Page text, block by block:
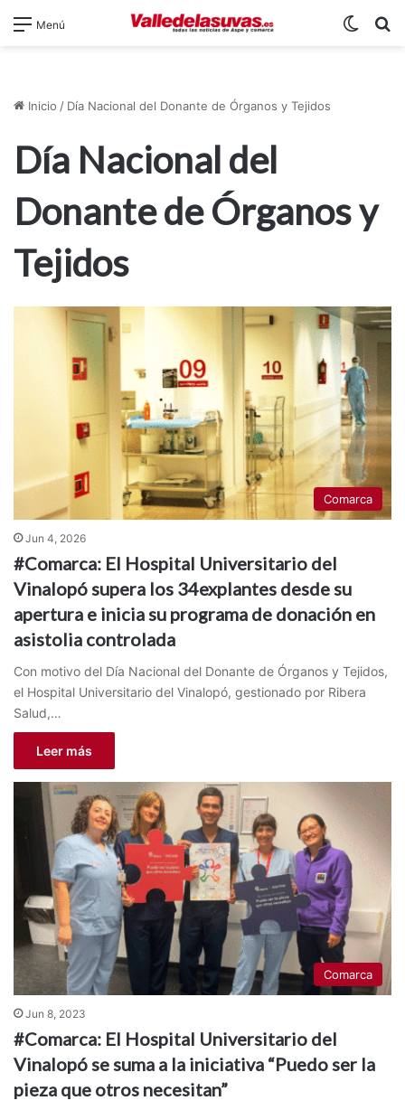
Menú
Inicio / Día Nacional del Donante de Órganos y Tejidos
Día Nacional del
Donante de Órganos y
Tejidos
Comarca
Jun 4, 2026
#Comarca: El Hospital Universitario del
Vinalopó supera los 34explantes desde su
apertura e inicia su programa de donación en
asistolia controlada
Con motivo del Día Nacional del Donante de Órganos y Tejidos,
el Hospital Universitario del Vinalopó, gestionado por Ribera
Salud,…
Leer más
Comarca
Jun 8, 2023
#Comarca: El Hospital Universitario del
Vinalopó se suma a la iniciativa “Puedo ser la
pieza que otros necesitan”